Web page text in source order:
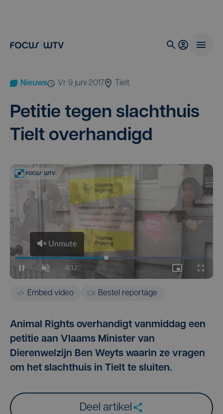
Nieuws vr 9 juni 2017 Tielt
Peti­tie tegen slacht­huis
Tielt overhandigd
Embed video Bestel reportage
Animal Rights overhandigt vanmiddag een
petitie aan Vlaams Minister van
Dierenwelzijn Ben Weyts waarin ze vragen
om het slachthuis in Tielt te sluiten.
Deel artikel